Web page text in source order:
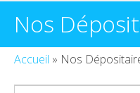
Nos
Accueil » Nos